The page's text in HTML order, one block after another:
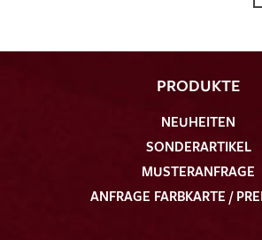
PRODUKTE
NEUHEITEN
SONDERARTIKEL
MUSTERANFRAGE
ANFRAGE FARBKARTE /